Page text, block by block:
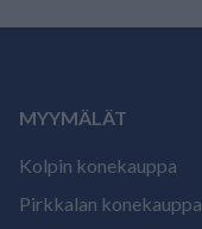
MYYMÄLÄT
Kolpin konekauppa
Pirkkalan konekauppa